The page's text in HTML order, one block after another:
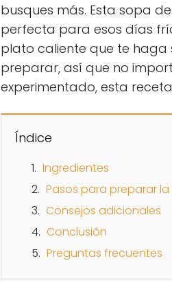
busques más. Esta sopa
perfecta para esos días
plato caliente que te haga
preparar, así que no
experimentado, esta
Índice
Ingredientes
Pasos para preparar
Consejos adicionales
Conclusión
Preguntas frecuentes